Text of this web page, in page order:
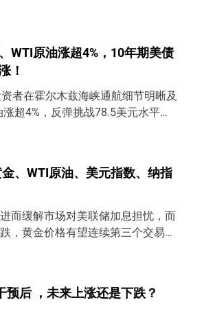
将下降，但若就业、薪资显著强于
可能定价美联储行动过晚（too
WTI原油涨超4%，10年期美债
！
者在霍尔木兹海峡通航细节明晰及
超4%，反弹挑战78.5美元水平。
美债收益率上涨6个基点至
受阻4300美元。
、WTI原油、美元指数、纳指
而缓解市场对美联储加息担忧，而
，黄金价格有望连续第三个交易日
后 ，未来上涨还是下跌？